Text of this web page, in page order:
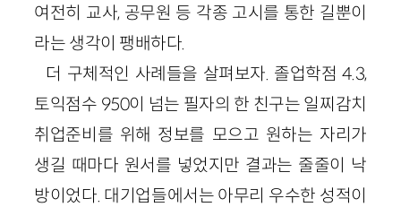
여전히 교사, 공무원 등 각종 고시를 통한 길뿐이
라는 생각이 팽배하다.
더 구체적인 사례들을 살펴보자. 졸업학점 4.3,
토익점수 950이 넘는 필자의 한 친구는 일찌감치
취업준비를 위해 정보를 모으고 원하는 자리가
생길 때마다 원서를 넣었지만 결과는 줄줄이 낙
방이었다. 대기업들에서는 아무리 우수한 성적이